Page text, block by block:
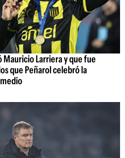
Larriera y que fue
que Peñarol celebró la